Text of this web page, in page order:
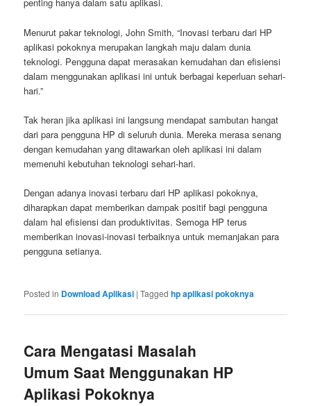
penting hanya dalam satu aplikasi.
Menurut pakar teknologi, John Smith, “Inovasi terbaru dari HP
aplikasi pokoknya merupakan langkah maju dalam dunia
teknologi. Pengguna dapat merasakan kemudahan dan efisiensi
dalam menggunakan aplikasi ini untuk berbagai keperluan sehari-
hari.”
Tak heran jika aplikasi ini langsung mendapat sambutan hangat
dari para pengguna HP di seluruh dunia. Mereka merasa senang
dengan kemudahan yang ditawarkan oleh aplikasi ini dalam
memenuhi kebutuhan teknologi sehari-hari.
Dengan adanya inovasi terbaru dari HP aplikasi pokoknya,
diharapkan dapat memberikan dampak positif bagi pengguna
dalam hal efisiensi dan produktivitas. Semoga HP terus
memberikan inovasi-inovasi terbaiknya untuk memanjakan para
pengguna setianya.
Posted in Download Aplikasi |Tagged hp aplikasi pokoknya
Cara Mengatasi Masalah
Umum Saat Menggunakan HP
Aplikasi Pokoknya